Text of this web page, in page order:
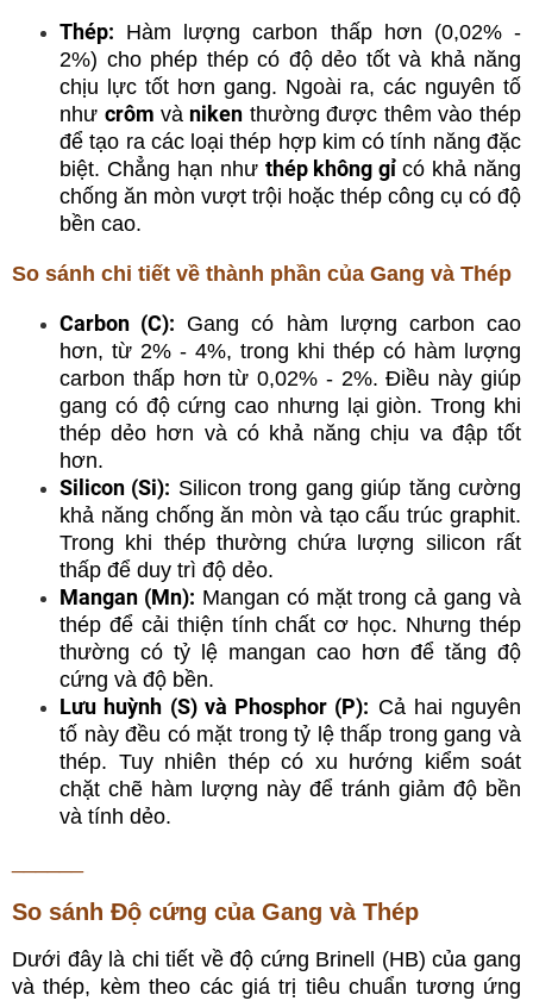
Thép: Hàm lượng carbon thấp hơn (0,02% -
2%) cho phép thép có độ dẻo tốt và khả năng
chịu lực tốt hơn gang. Ngoài ra, các nguyên tố
như crôm và nikenthường được thêm vào thép
để tạo ra các loại thép hợp kim có tính năng đặc
biệt. Chẳng hạn như thép không gỉcó khả năng
chống ăn mòn vượt trội hoặc thép công cụ có độ
bền cao.
So sánh chi tiết về thành phần của Gang và Thép
Carbon (C): Gang có hàm lượng carbon cao
hơn, từ 2% - 4%, trong khi thép có hàm lượng
carbon thấp hơn từ 0,02% - 2%. Điều này giúp
gang có độ cứng cao nhưng lại giòn. Trong khi
thép dẻo hơn và có khả năng chịu va đập tốt
hơn.
Silicon (Si): Silicon trong gang giúp tăng cường
khả năng chống ăn mòn và tạo cấu trúc graphit.
Trong khi thép thường chứa lượng silicon rất
thấp để duy trì độ dẻo.
Mangan (Mn): Mangan có mặt trong cả gang và
thép để cải thiện tính chất cơ học. Nhưng thép
thường có tỷ lệ mangan cao hơn để tăng độ
cứng và độ bền.
Lưu huỳnh (S) và Phosphor (P): Cả hai nguyên
tố này đều có mặt trong tỷ lệ thấp trong gang và
thép. Tuy nhiên thép có xu hướng kiểm soát
chặt chẽ hàm lượng này để tránh giảm độ bền
và tính dẻo.
So sánh Độ cứng của Gang và Thép
Dưới đây là chi tiết về độ cứng Brinell (HB) của gang
và thép, kèm theo các giá trị tiêu chuẩn tương ứng